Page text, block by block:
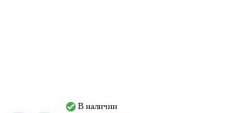
В наличии